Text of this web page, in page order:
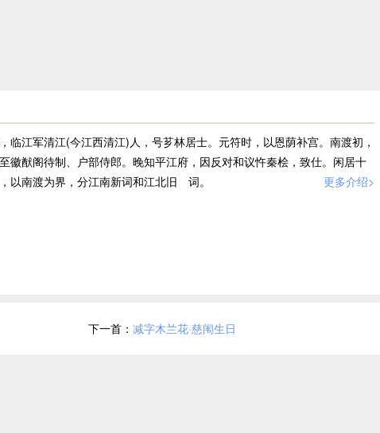
临江军清江(今江西清江)人，号芗林居士。元符时，以恩荫补宫。南渡初，
徽猷阁待制、户部侍郎。晚知平江府，因反对和议忤秦桧，致仕。闲居十
以南渡为界，分江南新词和江北旧 词。
更多介绍>
下一首： 减字木兰花·慈闱生日